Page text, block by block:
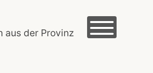
aus der Provinz